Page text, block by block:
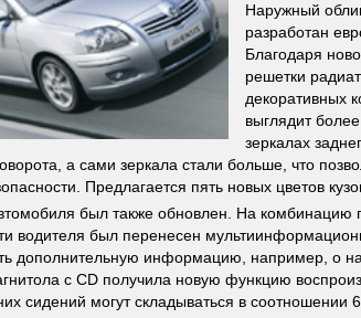
Наружный
разработан
Благодаря
решетки
декоративных
выглядит
зеркалах
а сами зеркала стали больше, что
Предлагается пять новых цветов
был также обновлен. На комбинацию
водителя был перенесен
дополнительную информацию, например, о
с СD получила новую функцию
сидений могут складываться в соотношении